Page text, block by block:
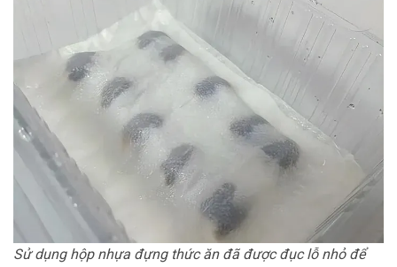
Sử dụng hộp nhựa đựng thức ăn đã được đục lỗ nhỏ để